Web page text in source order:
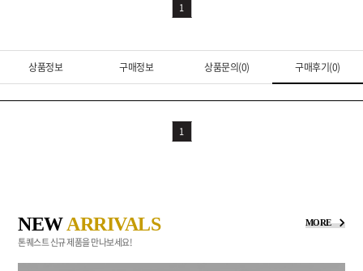
1
상품정보 구매정보 상품문의(0) 구매후기(0)
1
NEWARRIVALS MORE
톤퀘스트 신규 제품을 만나보세요!